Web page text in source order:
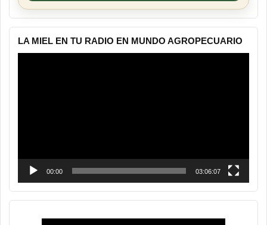
LA MIEL EN TU RADIO EN MUNDO AGROPECUARIO
00:00 03:06:07